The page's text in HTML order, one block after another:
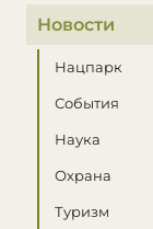
В этом
Новости
Нацпарк
События
Наука
Охрана
Туризм